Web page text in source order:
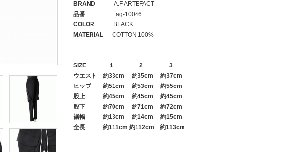
BRAND A.F ARTEFACT
品番 ag-10046
COLOR BLACK
MATERIAL COTTON 100%
SIZE 1 2
3
ウエスト
約33cm 約35cm 約37cm
ヒップ約51cm 約53cm 約55cm
股上 約45cm 約45cm 約45cm
股下 約70cm 約71cm 約72cm
裾幅 約13cm 約14cm 約15cm
全長 約111cm 約112cm 約113cm